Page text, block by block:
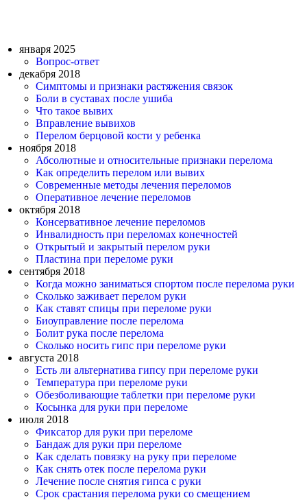
января 2025
Вопрос-ответ
декабря 2018
Симптомы и признаки растяжения связок
Боли в суставах после ушиба
Что такое вывих
Вправление вывихов
Перелом берцовой кости у ребенка
ноября 2018
Абсолютные и относительные признаки перелома
Как определить перелом или вывих
Современные методы лечения переломов
Оперативное лечение переломов
октября 2018
Консервативное лечение переломов
Инвалидность при переломах конечностей
Открытый и закрытый перелом руки
Пластина при переломе руки
сентября 2018
Когда можно заниматься спортом после перелома руки
Сколько заживает перелом руки
Как ставят спицы при переломе руки
Биоуправление после перелома
Болит рука после перелома
Сколько носить гипс при переломе руки
августа 2018
Есть ли альтернатива гипсу при переломе руки
Температура при переломе руки
Обезболивающие таблетки при переломе руки
Косынка для руки при переломе
июля 2018
Фиксатор для руки при переломе
Бандаж для руки при переломе
Как сделать повязку на руку при переломе
Как снять отек после перелома руки
Лечение после снятия гипса с руки
Срок срастания перелома руки со смещением